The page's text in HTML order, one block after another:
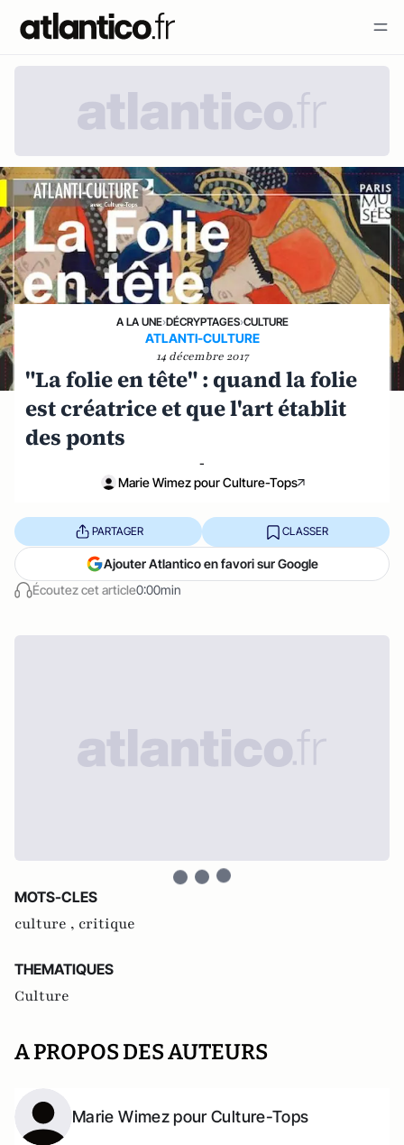
A LA UNE›DÉCRYPTAGES›CULTURE
ATLANTI-CULTURE
14 décembre 2017
"La folie en tête" : quand la folie
est créatrice et que l'art établit
des ponts
-
Marie Wimez pour Culture-Tops
Écoutez cet article0:00min
PARTAGER CLASSER
Ajouter Atlantico en favori sur Google
MOTS-CLES
culture , critique
THEMATIQUES
Culture
A PROPOS DES AUTEURS
Marie Wimez pour Culture-Tops